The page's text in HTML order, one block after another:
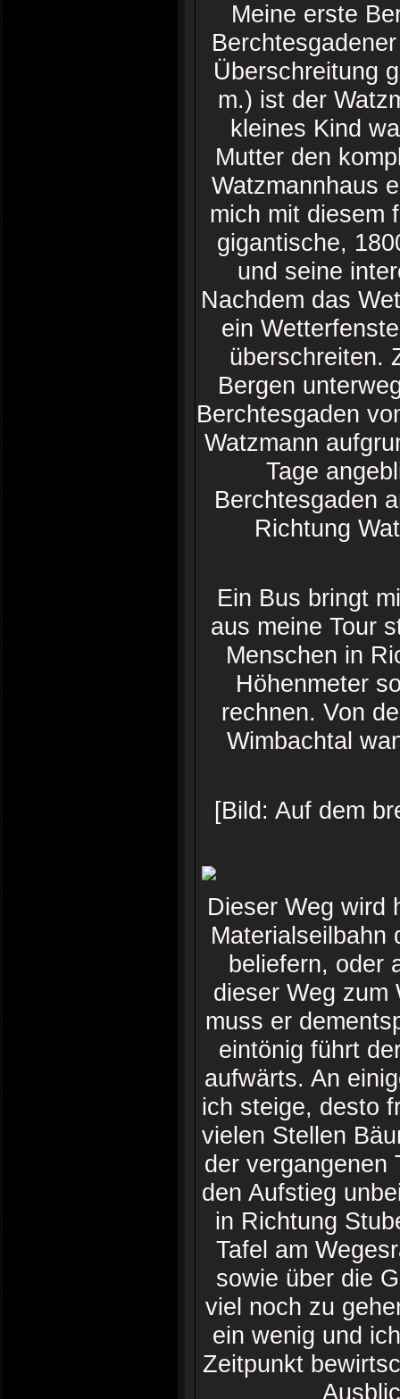
Meine erste
Überschreitung
m.) ist der
kleines Kind
Mutter den
Watzmannhaus
mich mit diesem
gigantische,
und seine
Nachdem das
ein
überschreiten.
Bergen
Berchtesgaden
Watzmann
Tage
Berchtesgaden
Richtung
Ein Bus bringt
aus meine Tour
Menschen in
Höhenmeter
rechnen. Von
Wimbachtal
[Bild: Auf dem
Dieser Weg wird
Materialseilbahn
beliefern, oder
dieser Weg zum
muss er
eintönig führt
aufwärts. An
ich steige, desto
vielen Stellen
der vergangenen
den Aufstieg
in Richtung
Tafel am
sowie über die
viel noch zu
ein wenig und
Zeitpunkt